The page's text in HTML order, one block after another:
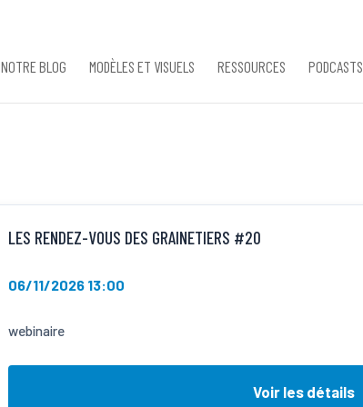
NOTRE BLOG MODÈLES ET VISUELS RESSOURCES PODCASTS
LES RENDEZ-VOUS DES GRAINETIERS #20
06/11/2026 13:00
webinaire
Voir les détails